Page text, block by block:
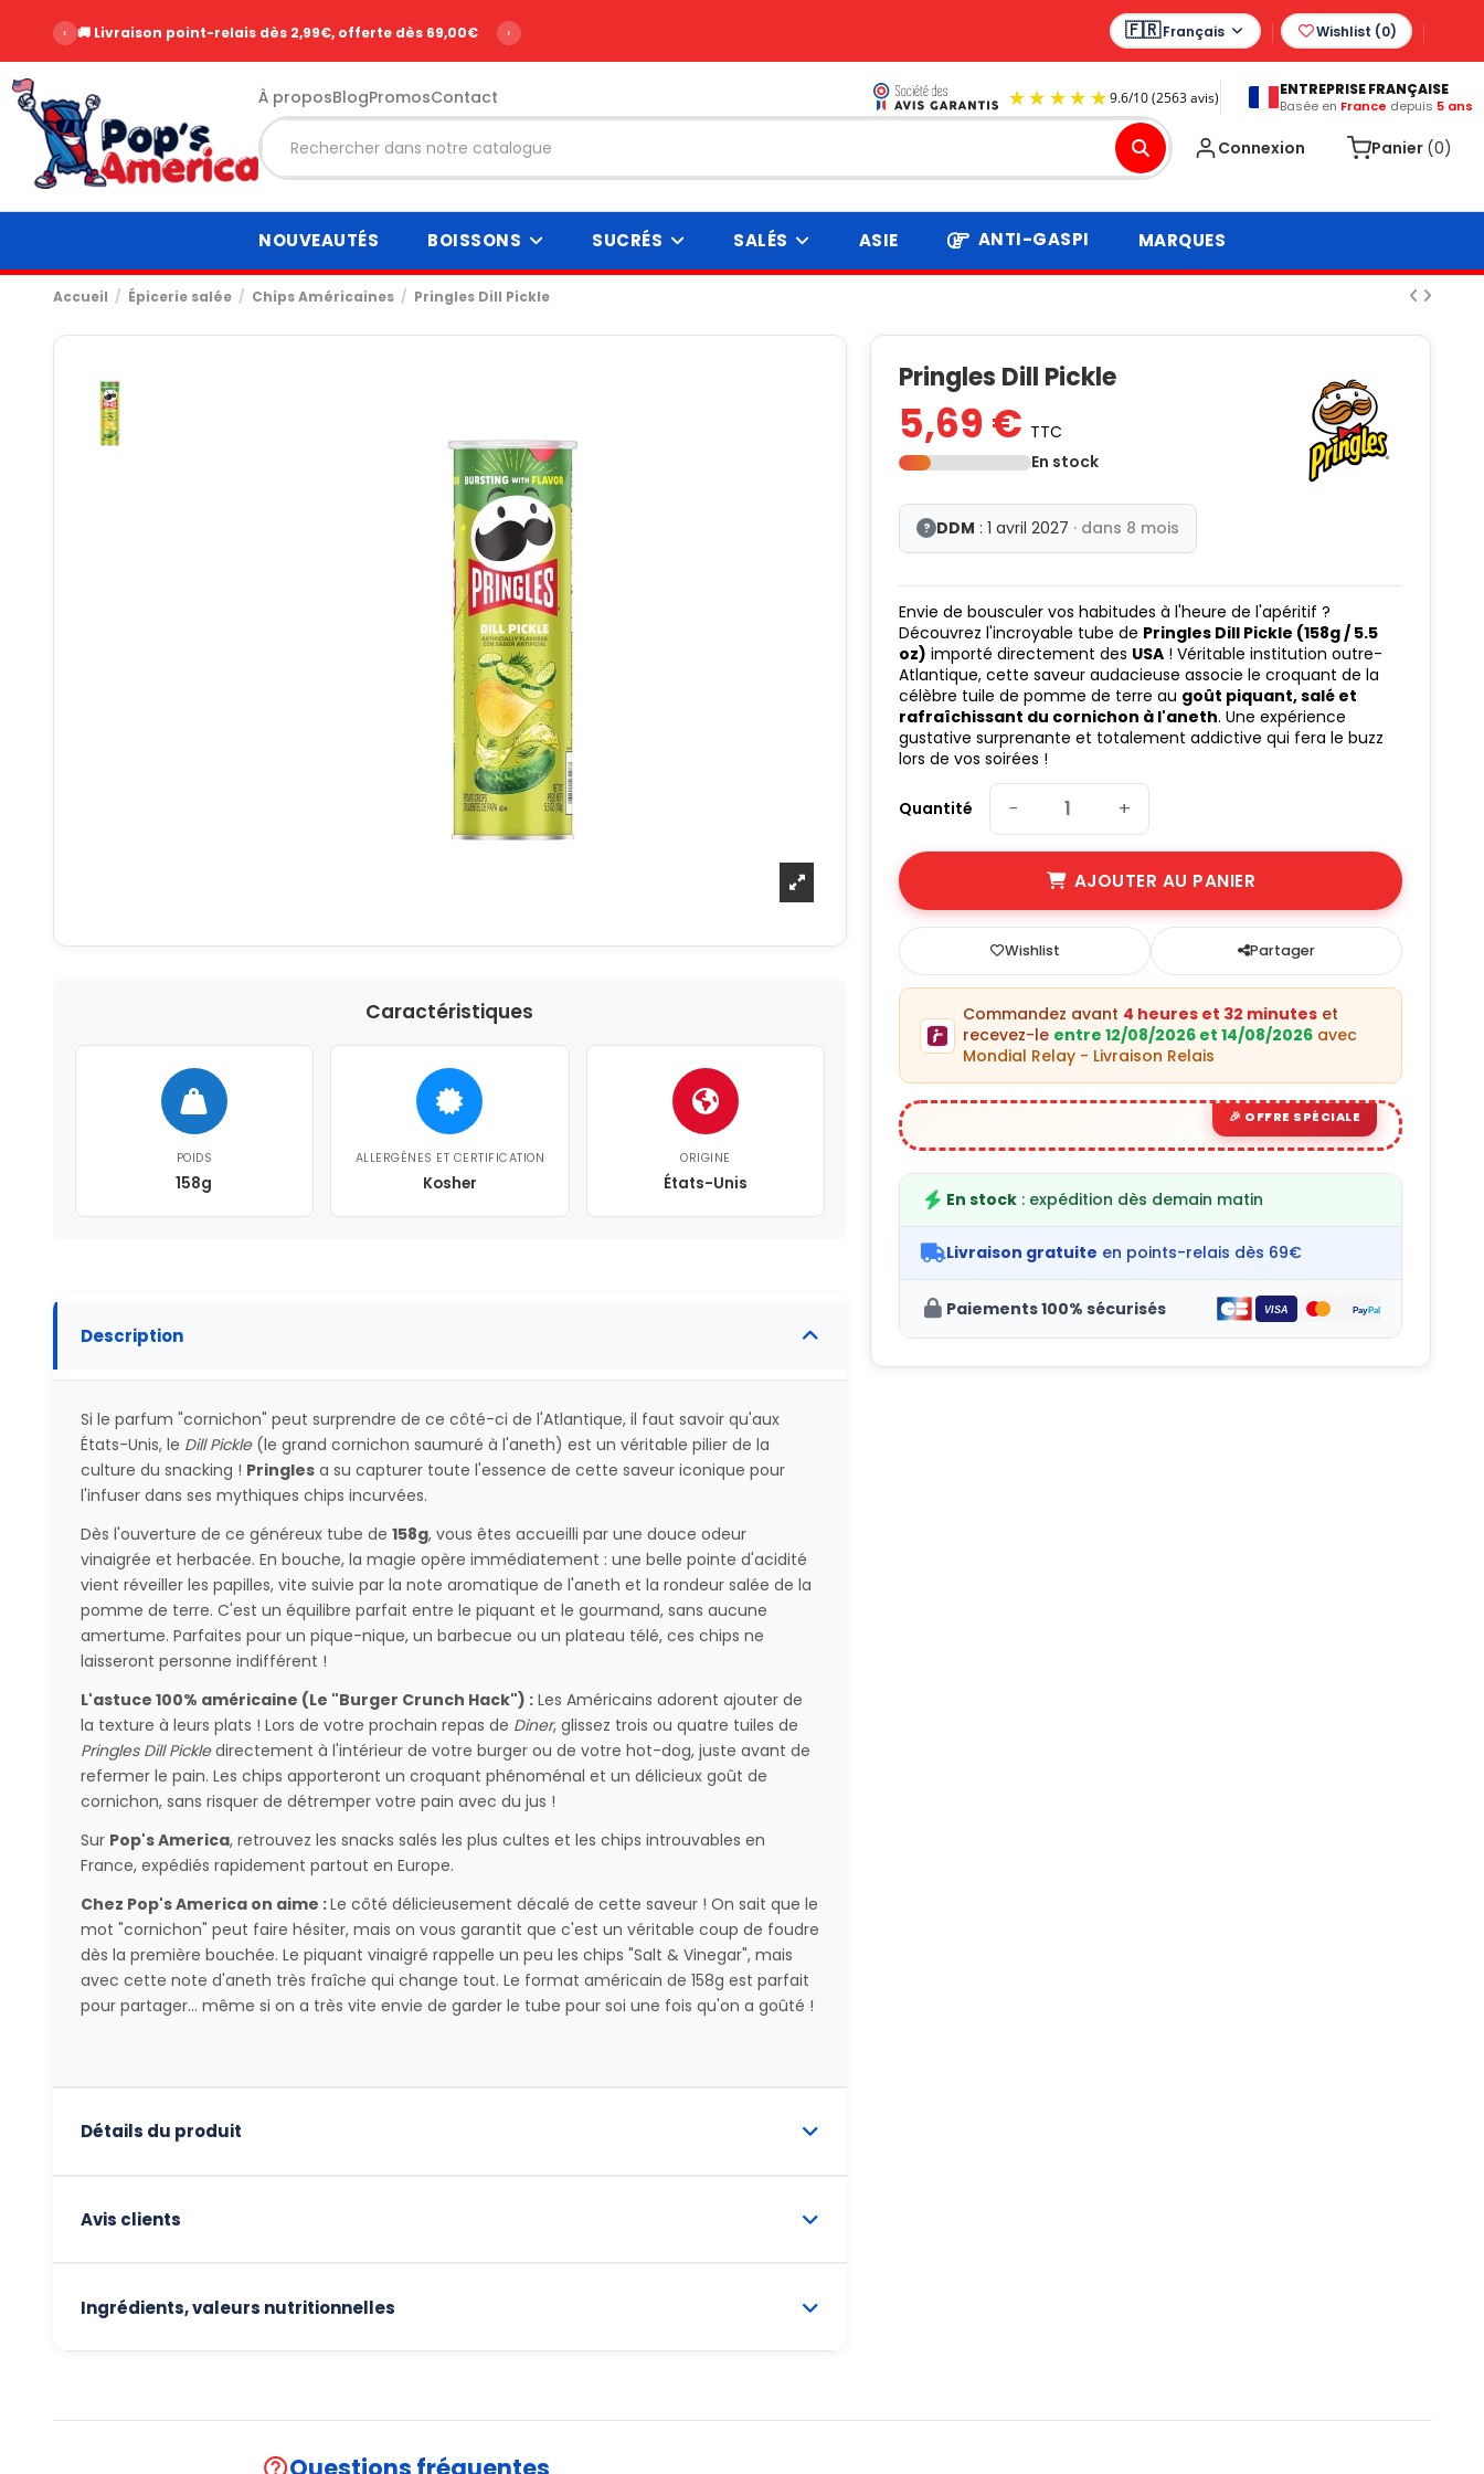
‹ 🚚 Livraison point-relais dès 2,99€, offerte dès 69,00€ › Français Wishlist (0)
À proposBlogPromosContact
9.6/10 (2563 avis)
ENTREPRISE FRANÇAISE
Basée en France depuis 5 ans
Connexion Panier (0)
NOUVEAUTÉS BOISSONS SUCRÉS SALÉS ASIE ANTI-GASPI MARQUES
Accueil Épicerie salée Chips Américaines Pringles Dill Pickle
Caractéristiques
POIDS
158g
ALLERGÈNES ET CERTIFICATION
Kosher
ORIGINE
États-Unis
Description
Si le parfum "cornichon" peut surprendre de ce côté-ci de l'Atlantique, il faut savoir qu'aux
États-Unis, le Dill Pickle(le grand cornichon saumuré à l'aneth) est un véritable pilier de la
culture du snacking ! Pringlesa su capturer toute l'essence de cette saveur iconique pour
l'infuser dans ses mythiques chips incurvées.
Dès l'ouverture de ce généreux tube de 158g, vous êtes accueilli par une douce odeur
vinaigrée et herbacée. En bouche, la magie opère immédiatement : une belle pointe d'acidité
vient réveiller les papilles, vite suivie par la note aromatique de l'aneth et la rondeur salée de la
pomme de terre. C'est un équilibre parfait entre le piquant et le gourmand, sans aucune
amertume. Parfaites pour un pique-nique, un barbecue ou un plateau télé, ces chips ne
laisseront personne indifférent !
L'astuce 100% américaine (Le "Burger Crunch Hack") :Les Américains adorent ajouter de
la texture à leurs plats ! Lors de votre prochain repas de Diner, glissez trois ou quatre tuiles de
Pringles Dill Pickledirectement à l'intérieur de votre burger ou de votre hot-dog, juste avant de
refermer le pain. Les chips apporteront un croquant phénoménal et un délicieux goût de
cornichon, sans risquer de détremper votre pain avec du jus !
Sur Pop's America, retrouvez les snacks salés les plus cultes et les chips introuvables en
France, expédiés rapidement partout en Europe.
Chez Pop's America on aime :Le côté délicieusement décalé de cette saveur ! On sait que le
mot "cornichon" peut faire hésiter, mais on vous garantit que c'est un véritable coup de foudre
dès la première bouchée. Le piquant vinaigré rappelle un peu les chips "Salt & Vinegar", mais
avec cette note d'aneth très fraîche qui change tout. Le format américain de 158g est parfait
pour partager... même si on a très vite envie de garder le tube pour soi une fois qu'on a goûté !
Détails du produit
Avis clients
Ingrédients, valeurs nutritionnelles
Pringles Dill Pickle
5,69 € TTC
En stock
? DDM : 1 avril 2027 · dans 8 mois
Envie de bousculer vos habitudes à l'heure de l'apéritif ?
Découvrez l'incroyable tube de Pringles Dill Pickle (158g / 5.5
oz) importé directement des USA ! Véritable institution outre-
Atlantique, cette saveur audacieuse associe le croquant de la
célèbre tuile de pomme de terre au goût piquant, salé et
rafraîchissant du cornichon à l'aneth. Une expérience
gustative surprenante et totalement addictive qui fera le buzz
lors de vos soirées !
Quantité − +
AJOUTER AU PANIER
Wishlist Partager
Commandez avant 4 heures et 32 minutes et
recevez-le entre 12/08/2026 et 14/08/2026 avec
Mondial Relay - Livraison Relais
En stock : expédition dès demain matin
Livraison gratuite en points-relais dès 69€
Paiements 100% sécurisés
help_outline